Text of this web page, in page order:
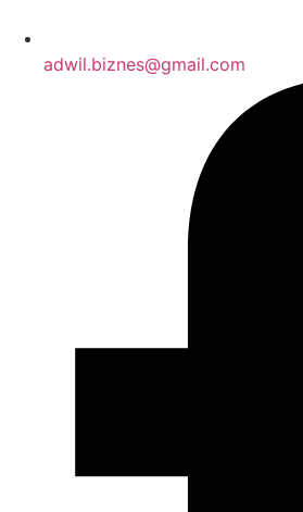
adwil.biznes@gmail.com